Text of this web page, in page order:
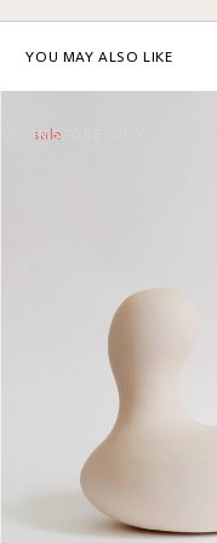
YOU MAY ALSO LIKE
sale
IN STORE ONLY